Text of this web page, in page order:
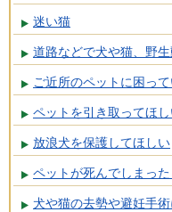
迷い猫
道路などで犬や猫、野
ご近所のペットに困って
ペットを引き取ってほ
放浪犬を保護してほしい
ペットが死んでしまった
犬や猫の去勢や避妊手